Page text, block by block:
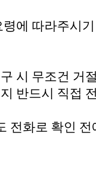
에 따라주시
시 무조건 거
반드시 직접
전화로 확인